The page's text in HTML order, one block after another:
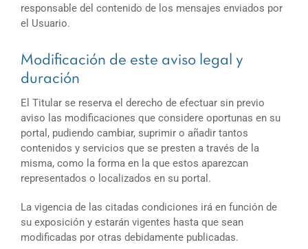
responsable del contenido de los mensajes enviados por
el Usuario.
Modificación de este aviso legal y
duración
El Titular se reserva el derecho de efectuar sin previo
aviso las modificaciones que considere oportunas en su
portal, pudiendo cambiar, suprimir o añadir tantos
contenidos y servicios que se presten a través de la
misma, como la forma en la que estos aparezcan
representados o localizados en su portal.
La vigencia de las citadas condiciones irá en función de
su exposición y estarán vigentes hasta que sean
modificadas por otras debidamente publicadas.